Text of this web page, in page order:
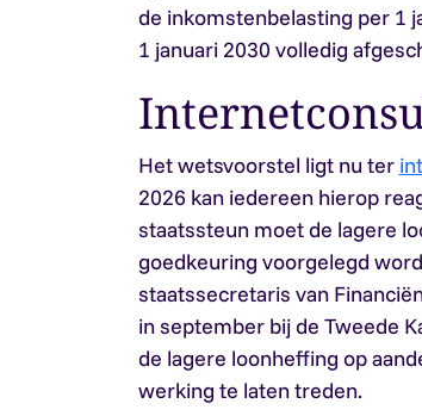
de inkomstenbelasting per 1
1 januari 2030 volledig
Het wetsvoorstel ligt nu ter
2026 kan iedereen hierop
staatssteun moet de lagere
goedkeuring voorgelegd
staatssecretaris van
in september bij de Tweede
de lagere loonheffing op
werking te laten treden.